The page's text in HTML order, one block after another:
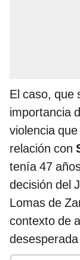
El caso, que
importancia
violencia
relación con
tenía 47
decisión del
Lomas de
contexto de